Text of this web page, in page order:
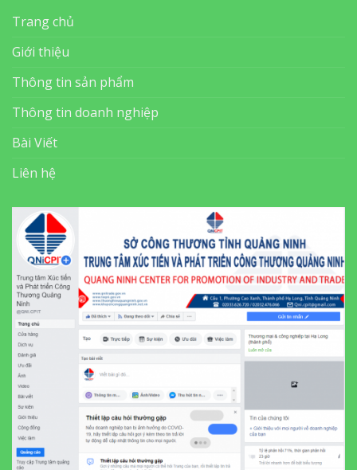
Trang chủ
Giới thiệu
Thông tin sản phẩm
Thông tin doanh nghiệp
Bài Viết
Liên hệ